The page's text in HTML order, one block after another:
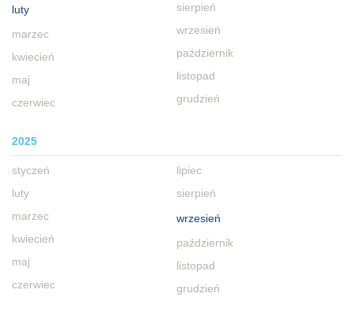
luty
marzec
kwiecień
maj
czerwiec
sierpień
wrzesień
październik
listopad
grudzień
2025
styczeń
luty
marzec
kwiecień
maj
czerwiec
lipiec
sierpień
wrzesień
październik
listopad
grudzień